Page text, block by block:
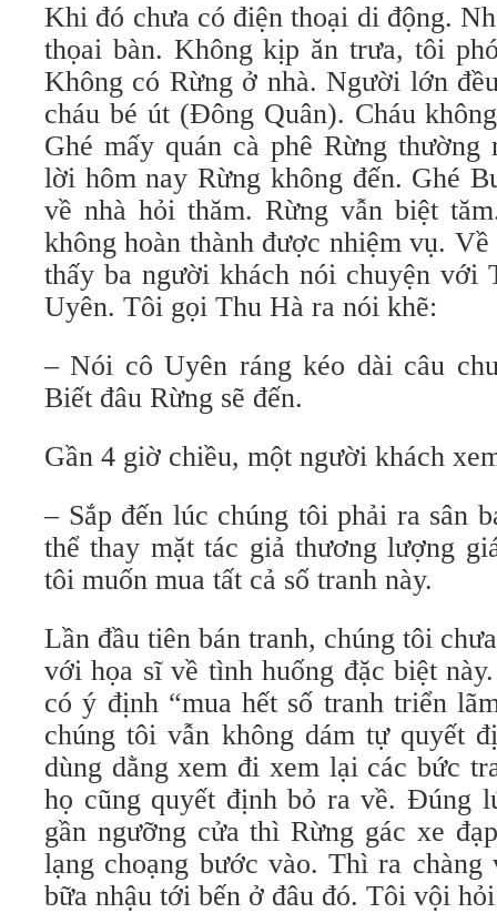
Khi đó chưa có điện thoại di động.
thọai bàn. Không kịp ăn trưa, tôi
Không có Rừng ở nhà. Người lớn
cháu bé út (Đông Quân). Cháu
Ghé mấy quán cà phê Rừng
lời hôm nay Rừng không đến. Ghé
về nhà hỏi thăm. Rừng vẫn biệt
không hoàn thành được nhiệm vụ.
thấy ba người khách nói chuyện với
Uyên. Tôi gọi Thu Hà ra nói khẽ:
– Nói cô Uyên ráng kéo dài câu
Biết đâu Rừng sẽ đến.
Gần 4 giờ chiều, một người khách
– Sắp đến lúc chúng tôi phải ra sân
thể thay mặt tác giả thương lượng
tôi muốn mua tất cả số tranh này.
Lần đầu tiên bán tranh, chúng tôi
với họa sĩ về tình huống đặc biệt
có ý định “mua hết số tranh triển
chúng tôi vẫn không dám tự quyết
dùng dằng xem đi xem lại các bức
họ cũng quyết định bỏ ra về. Đúng
gần ngưỡng cửa thì Rừng gác xe
lạng choạng bước vào. Thì ra
bữa nhậu tới bến ở đâu đó. Tôi vội